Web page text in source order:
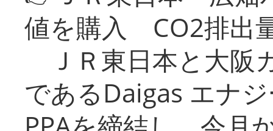
値を購入 CO2排出
ＪＲ東日本と大阪
であるDaigas エナ